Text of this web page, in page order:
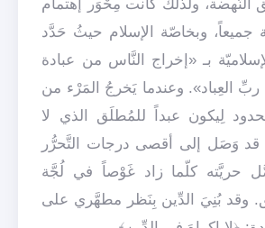
النَّهضة، ولذلك كانت مِحْوَر إهتمام
جميعاً، وبخاصّة الإسلام حيثُ حَدَّد
بـ «إخراج النَّاس من عبادة
ربِّ العِباد». وعندما يَخرجُ المَرْء من
لِيكون عبداً للمُطلَق الذي لا
قد وَصَل إلى أقصى درجات التَّحرُّر
حريَّته كلّما زاد غَوْصاً في لُجَّة
وقد بُنِيَ الدِّين بِنَظر مطهَّري على